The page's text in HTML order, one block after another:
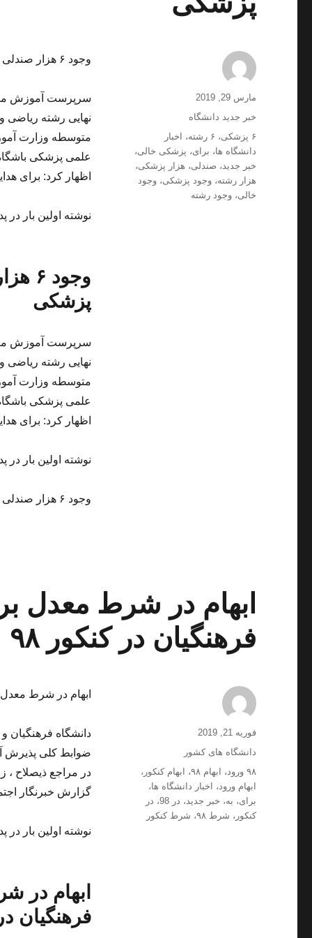
وجود ۶ هزار صندلی خالی برای داوطلبان آزاد رشته پزشکی
سرپرست آموزش
نهایی رشته
متوسطه وزارت
علمی پزشکی
اظهار کرد: برای
نوشته اولین بار در
پزشکی
سرپرست آموزش
نهایی رشته
متوسطه وزارت
علمی پزشکی
اظهار کرد: برای
نوشته اولین بار در
وجود ۶ هزار صندلی خالی برای داوطلبان آزاد رشته پزشکی
نویسنده
ارسال
مارس 29, 2019
دسته‌ها
خبر جدید دانشگاه
برچسب‌ها
۶ پزشکی ، ۶ رشته ،
اخبار
دانشگاه ها، برای، پزشکی خالی،
خبر جدید، صندلی، هزار پزشکی،
هزار رشته،وجود پزشکی،وجود
خالی،وجود رشته
ابهام در شرط معدل
فرهنگیان در کنکور ۹۸
ابهام در شرط معدل
ضوابط کلی پذیرش
گزارش خبرنگار
نوشته اولین بار در
ابهام در
فرهنگیان در
نویسنده
ارسال
شده
فوریه 21, 2019
دسته‌ها
دانشگاه های کشور
برچسب‌ها
۹۸ ورود ، ابهام ۹۸ ، ابهام کنکور ،
ابهام ورود، اخبار دانشگاه ها،
برای، به، خبر جدید، در 98 ، در
کنکور ، شرط ۹۸ ، شرط کنکور